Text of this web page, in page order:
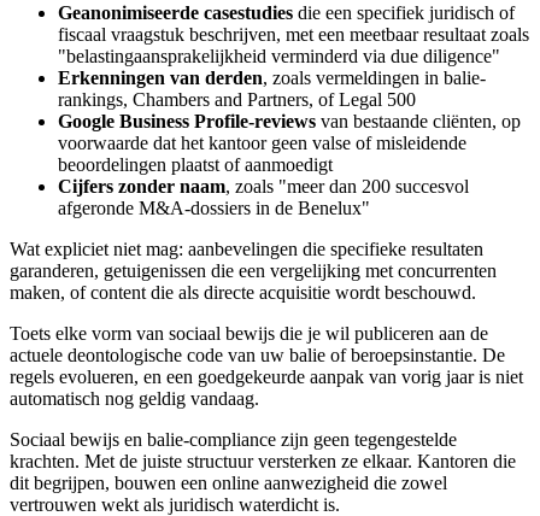
Geanonimiseerde casestudies die een specifiek juridisch of
fiscaal vraagstuk beschrijven, met een meetbaar resultaat zoals
"belastingaansprakelijkheid verminderd via due diligence"
Erkenningen van derden, zoals vermeldingen in balie-
rankings, Chambers and Partners, of Legal 500
Google Business Profile-reviews van bestaande cliënten, op
voorwaarde dat het kantoor geen valse of misleidende
beoordelingen plaatst of aanmoedigt
Cijfers zonder naam, zoals "meer dan 200 succesvol
afgeronde M&A-dossiers in de Benelux"
Wat expliciet niet mag: aanbevelingen die specifieke resultaten
garanderen, getuigenissen die een vergelijking met concurrenten
maken, of content die als directe acquisitie wordt beschouwd.
Toets elke vorm van sociaal bewijs die je wil publiceren aan de
actuele deontologische code van uw balie of beroepsinstantie. De
regels evolueren, en een goedgekeurde aanpak van vorig jaar is niet
automatisch nog geldig vandaag.
Sociaal bewijs en balie-compliance zijn geen tegengestelde
krachten. Met de juiste structuur versterken ze elkaar. Kantoren die
dit begrijpen, bouwen een online aanwezigheid die zowel
vertrouwen wekt als juridisch waterdicht is.